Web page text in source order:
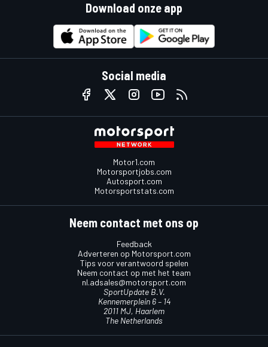
Download onze app
Social media
Motor1.com
Motorsportjobs.com
Autosport.com
Motorsportstats.com
Neem contact met ons op
Feedback
Adverteren op Motorsport.com
Tips voor verantwoord spelen
Neem contact op met het team
nl.adsales@motorsport.com
SportUpdate B.V.
Kennemerplein 6 – 14
2011 MJ, Haarlem
The Netherlands